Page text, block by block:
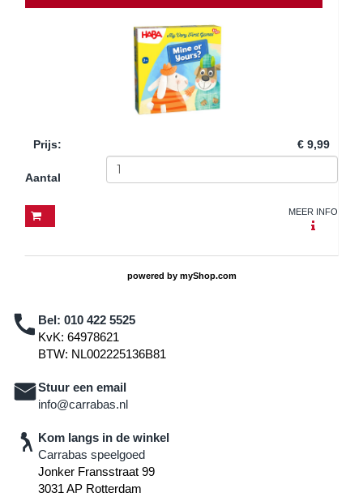
Prijs: € 9,99
Aantal
MEER INFO
powered by myShop.com
Bel: 010 422 5525
KvK: 64978621
BTW: NL002225136B81
Stuur een email
info@carrabas.nl
Kom langs in de winkel
Carrabas speelgoed
Jonker Fransstraat 99
3031 AP Rotterdam